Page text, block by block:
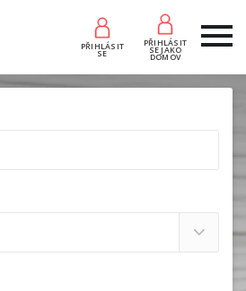
PŘIHLÁSIT
SE
PŘIHLÁSIT
SE JAKO
DOMOV